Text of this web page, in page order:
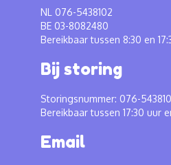
NL 076-5438102
BE 03-8082480
Bereikbaar tussen 8:30 en
Bij storing
Storingsnummer: 076-
Bereikbaar tussen 17:30 uur
Email